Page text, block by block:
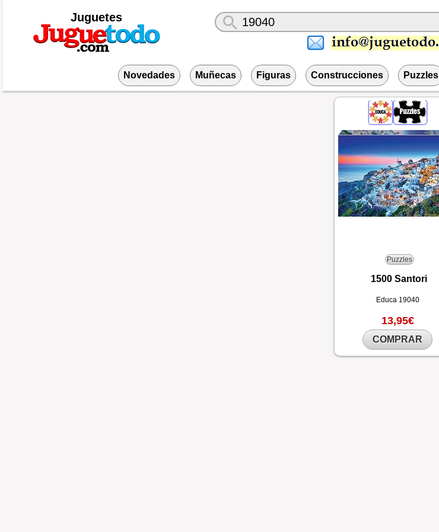
Juguetes
Novedades Muñecas Figuras Construcciones Puzzles
Puzzles
1500 Santori
Educa 19040
13,95€
COMPRAR